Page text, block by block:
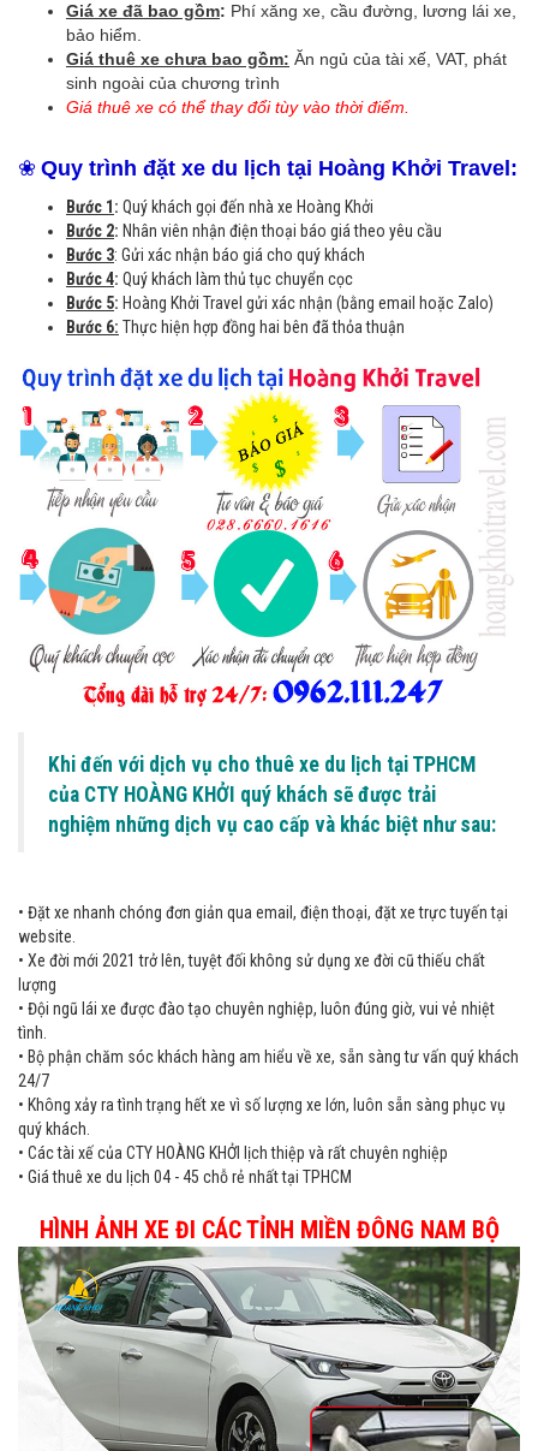
Giá xe đã bao gồm: Phí xăng xe, cầu đường, lương lái xe,
bảo hiểm.
Giá thuê xe chưa bao gồm: Ăn ngủ của tài xế, VAT, phát
sinh ngoài của chương trình
Giá thuê xe có thể thay đổi tùy vào thời điểm.
❀ Quy trình đặt xe du lịch tại Hoàng Khởi Travel:
Bước 1 : Quý khách gọi đến nhà xe Hoàng Khởi
Bước 2: Nhân viên nhận điện thoại báo giá theo yêu cầu
Bước 3: Gửi xác nhận báo giá cho quý khách
Bước 4: Quý khách làm thủ tục chuyển cọc
Bước 5: Hoàng Khởi Travel gửi xác nhận (bằng email hoặc Zalo)
Bước 6: Thực hiện hợp đồng hai bên đã thỏa thuận
Khi đến với dịch vụ cho thuê xe du lịch tại TPHCM
của CTY HOÀNG KHỞI quý khách sẽ được trải
nghiệm những dịch vụ cao cấp và khác biệt như sau:
• Đặt xe nhanh chóng đơn giản qua email, điện thoại, đặt xe trực tuyến tại
website.
• Xe đời mới 2021 trở lên, tuyệt đối không sử dụng xe đời cũ thiếu chất
lượng
• Đội ngũ lái xe được đào tạo chuyên nghiệp, luôn đúng giờ, vui vẻ nhiệt
tình.
• Bộ phận chăm sóc khách hàng am hiểu về xe, sẵn sàng tư vấn quý khách
24/7
• Không xảy ra tình trạng hết xe vì số lượng xe lớn, luôn sẵn sàng phục vụ
quý khách.
• Các tài xế của CTY HOÀNG KHỞI lịch thiệp và rất chuyên nghiệp
• Giá thuê xe du lịch 04 - 45 chỗ rẻ nhất tại TPHCM
HÌNH ẢNH XE ĐI CÁC TỈNH MIỀN ĐÔNG NAM BỘ